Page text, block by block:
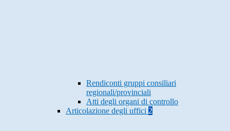
Rendiconti gruppi consiliari
regionali/provinciali
Atti degli organi di controllo
Articolazione degli uffici 2